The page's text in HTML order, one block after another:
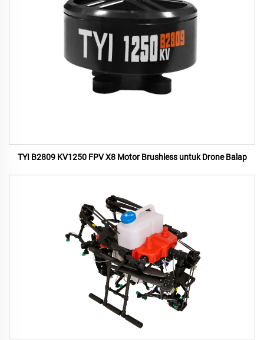
TYI B2809 KV1250 FPV X8 Motor Brushless untuk Drone Balap